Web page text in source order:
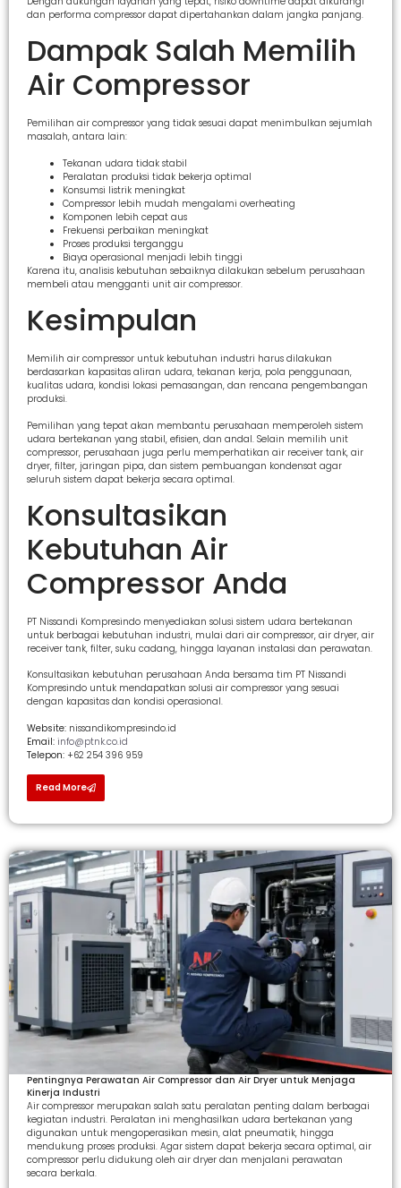
dan performa compressor dapat dipertahankan dalam jangka panjang.
Dampak Salah Memilih
Air Compressor
Pemilihan air compressor yang tidak sesuai dapat menimbulkan sejumlah
masalah, antara lain:
Tekanan udara tidak stabil
Peralatan produksi tidak bekerja optimal
Konsumsi listrik meningkat
Compressor lebih mudah mengalami overheating
Komponen lebih cepat aus
Frekuensi perbaikan meningkat
Proses produksi terganggu
Biaya operasional menjadi lebih tinggi
Karena itu, analisis kebutuhan sebaiknya dilakukan sebelum perusahaan
membeli atau mengganti unit air compressor.
Kesimpulan
Memilih air compressor untuk kebutuhan industri harus dilakukan
berdasarkan kapasitas aliran udara, tekanan kerja, pola penggunaan,
kualitas udara, kondisi lokasi pemasangan, dan rencana pengembangan
produksi.
Pemilihan yang tepat akan membantu perusahaan memperoleh sistem
udara bertekanan yang stabil, efisien, dan andal. Selain memilih unit
compressor, perusahaan juga perlu memperhatikan air receiver tank, air
dryer, filter, jaringan pipa, dan sistem pembuangan kondensat agar
seluruh sistem dapat bekerja secara optimal.
Konsultasikan
Kebutuhan Air
Compressor Anda
PT Nissandi Kompresindo menyediakan solusi sistem udara bertekanan
untuk berbagai kebutuhan industri, mulai dari air compressor, air dryer, air
receiver tank, filter, suku cadang, hingga layanan instalasi dan perawatan.
Konsultasikan kebutuhan perusahaan Anda bersama tim PT Nissandi
Kompresindo untuk mendapatkan solusi air compressor yang sesuai
dengan kapasitas dan kondisi operasional.
Website: nissandikompresindo.id
Email: info@ptnk.co.id
Telepon: +62 254 396 959
Read More
Pentingnya Perawatan Air Compressor dan Air Dryer untuk Menjaga
Kinerja Industri
Air compressor merupakan salah satu peralatan penting dalam berbagai
kegiatan industri. Peralatan ini menghasilkan udara bertekanan yang
digunakan untuk mengoperasikan mesin, alat pneumatik, hingga
mendukung proses produksi. Agar sistem dapat bekerja secara optimal, air
compressor perlu didukung oleh air dryer dan menjalani perawatan
secara berkala.